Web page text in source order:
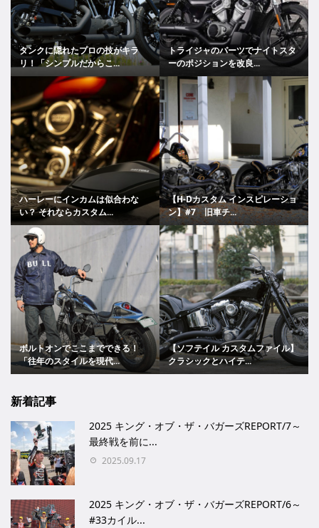
タンクに隠れたプロの技がキラ
リ！「シンプルだからこ...
トライジャのパーツでナイトスタ
ーのポジションを改良...
ハーレーにインカムは似合わな
い？ それならカスタム...
【H-Dカスタム インスピレーショ
ン】#7 旧車チ...
ボルトオンでここまでできる！
「往年のスタイルを現代...
【ソフテイル カスタムファイル】
クラシックとハイテ...
新着記事
2025 キング・オブ・ザ・バガーズREPORT/7～
最終戦を前に...
2025.09.17
2025 キング・オブ・ザ・バガーズREPORT/6～
#33カイル...